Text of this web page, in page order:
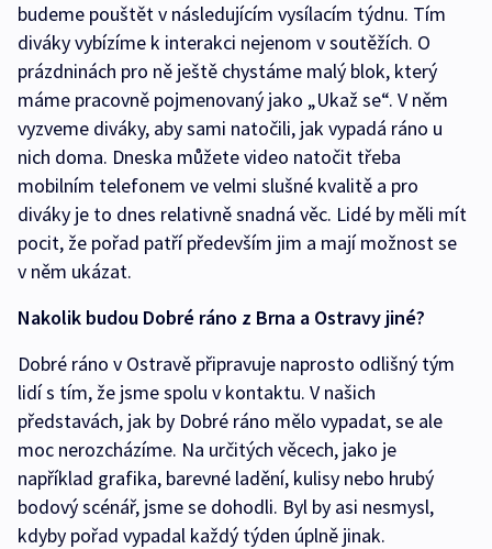
budeme pouštět v následujícím vysílacím týdnu. Tím
diváky vybízíme k interakci nejenom v soutěžích. O
prázdninách pro ně ještě chystáme malý blok, který
máme pracovně pojmenovaný jako „Ukaž se“. V něm
vyzveme diváky, aby sami natočili, jak vypadá ráno u
nich doma. Dneska můžete video natočit třeba
mobilním telefonem ve velmi slušné kvalitě a pro
diváky je to dnes relativně snadná věc. Lidé by měli mít
pocit, že pořad patří především jim a mají možnost se
v něm ukázat.
Nakolik budou Dobré ráno z Brna a Ostravy jiné?
Dobré ráno v Ostravě připravuje naprosto odlišný tým
lidí s tím, že jsme spolu v kontaktu. V našich
představách, jak by Dobré ráno mělo vypadat, se ale
moc nerozcházíme. Na určitých věcech, jako je
například grafika, barevné ladění, kulisy nebo hrubý
bodový scénář, jsme se dohodli. Byl by asi nesmysl,
kdyby pořad vypadal každý týden úplně jinak.